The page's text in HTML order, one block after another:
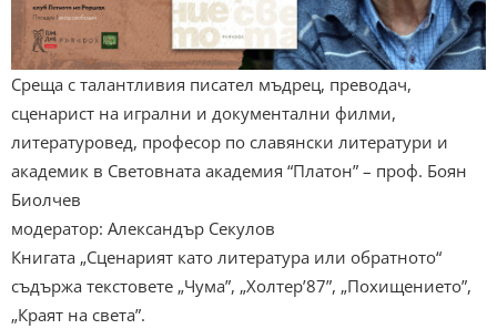
Среща с талантливия писател мъдрец, преводач,
сценарист на игрални и документални филми,
литературовед, професор по славянски литератури и
академик в Световната академия “Платон” – проф. Боян
Биолчев
модератор: Александър Секулов
Книгата „Сценарият като литература или обратното“
съдържа текстовете „Чума”, „Холтер’87”, „Похищението”,
„Краят на света”.